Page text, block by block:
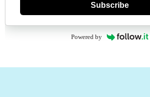
Subscribe
Powered by